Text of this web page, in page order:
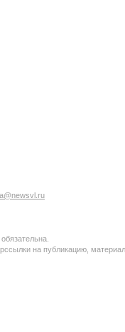
на публикацию,